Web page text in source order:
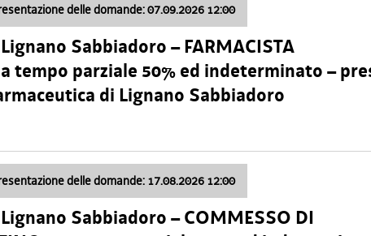
delle domande: 07.09.2026 12:00
Sabbiadoro – FARMACISTA
a tempo parziale 50% ed indeterminato –
di Lignano Sabbiadoro
delle domande: 17.08.2026 12:00
Sabbiadoro – COMMESSO DI